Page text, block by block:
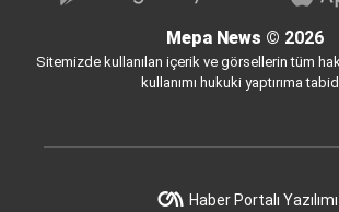
Mepa News © 2026
Sitemizde kullanılan içerik ve görsellerin tüm
kullanımı hukuki yaptırıma
Haber Portalı Yazılımı